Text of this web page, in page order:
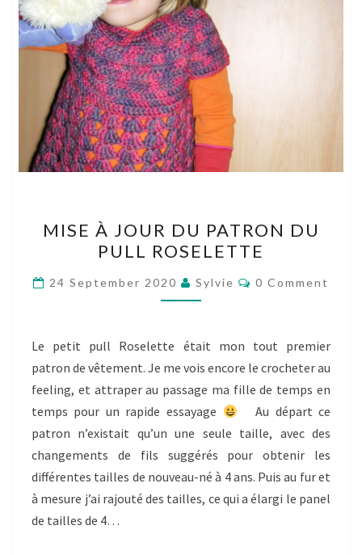
À
JOUR
DU
PATRON
PULL
ROSELETTE
MISE À JOUR DU PATRON DU
PULL ROSELETTE
24 September 2020 Sylvie Comments
0 Comment
Le petit pull Roselette était mon tout premier
patron de vêtement. Je me vois encore le crocheter au
feeling, et attraper au passage ma fille de temps en
temps pour un rapide essayage
Au départ ce
patron n’existait qu’un une seule taille, avec des
changements de fils suggérés pour obtenir les
différentes tailles de nouveau-né à 4 ans. Puis au fur et
à mesure j’ai rajouté des tailles, ce qui a élargi le panel
de tailles de 4…